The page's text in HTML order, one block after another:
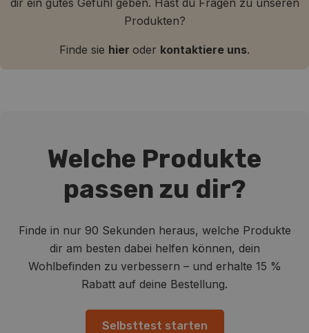
dir ein gutes Gefühl geben. Hast du Fragen zu unseren
Produkten?
Finde sie hier oder kontaktiere uns.
Welche Produkte
passen zu dir?
Finde in nur 90 Sekunden heraus, welche Produkte
dir am besten dabei helfen können, dein
Wohlbefinden zu verbessern – und erhalte 15 %
Rabatt auf deine Bestellung.
Selbsttest starten